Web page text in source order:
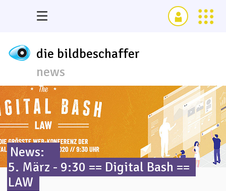
die bildbeschaffer
news
News:
5. März - 9:30 == Digital Bash ==
LAW